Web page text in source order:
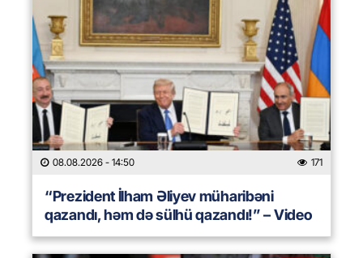
08.08.2026 - 14:50 171
“Prezident İlham Əliyev müharibəni
qazandı, həm də sülhü qazandı!” – Video